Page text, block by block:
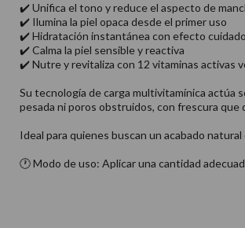
✔️ Unifica el tono y reduce el aspecto de
✔️ Ilumina la piel opaca desde el primer uso
✔️ Hidratación instantánea con efecto cuidado
✔️ Calma la piel sensible y reactiva
✔️ Nutre y revitaliza con 12 vitaminas activas
Su tecnología de carga multivitamínica actúa
pesada ni poros obstruidos, con frescura que
Ideal para quienes buscan un acabado
🕐 Modo de uso: Aplicar una cantidad